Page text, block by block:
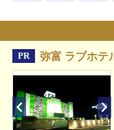
PR 弥富 ラブホテ